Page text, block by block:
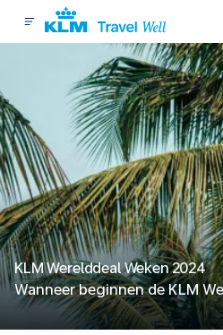
KLM Werelddeal Weken 2024
Wanneer beginnen de KLM